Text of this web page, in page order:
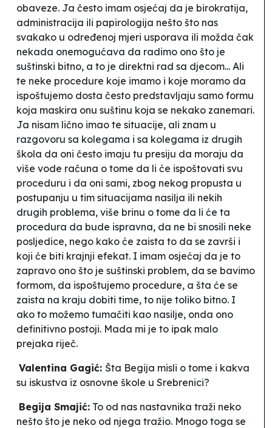
obaveze. Ja često imam osjećaj da je birokratija,
administracija ili papirologija nešto što nas
svakako u određenoj mjeri usporava ili možda čak
nekada onemogućava da radimo ono što je
suštinski bitno, a to je direktni rad sa djecom... Ali
te neke procedure koje imamo i koje moramo da
ispoštujemo dosta često predstavljaju samo formu
koja maskira onu suštinu koja se nekako zanemari.
Ja nisam lično imao te situacije, ali znam u
razgovoru sa kolegama i sa kolegama iz drugih
škola da oni često imaju tu presiju da moraju da
više vode računa o tome da li će ispoštovati svu
proceduru i da oni sami, zbog nekog propusta u
postupanju u tim situacijama nasilja ili nekih
drugih problema, više brinu o tome da li će ta
procedura da bude ispravna, da ne bi snosili neke
posljedice, nego kako će zaista to da se završi i
koji će biti krajnji efekat. I imam osjećaj da je to
zapravo ono što je suštinski problem, da se bavimo
formom, da ispoštujemo procedure, a šta će se
zaista na kraju dobiti time, to nije toliko bitno. I
ako to možemo tumačiti kao nasilje, onda ono
definitivno postoji. Mada mi je to ipak malo
prejaka riječ.
Valentina Gagić: Šta Begija misli o tome i kakva
su iskustva iz osnovne škole u Srebrenici?
Begija Smajić: To od nas nastavnika traži neko
nešto što je neko od njega tražio. Mnogo toga se